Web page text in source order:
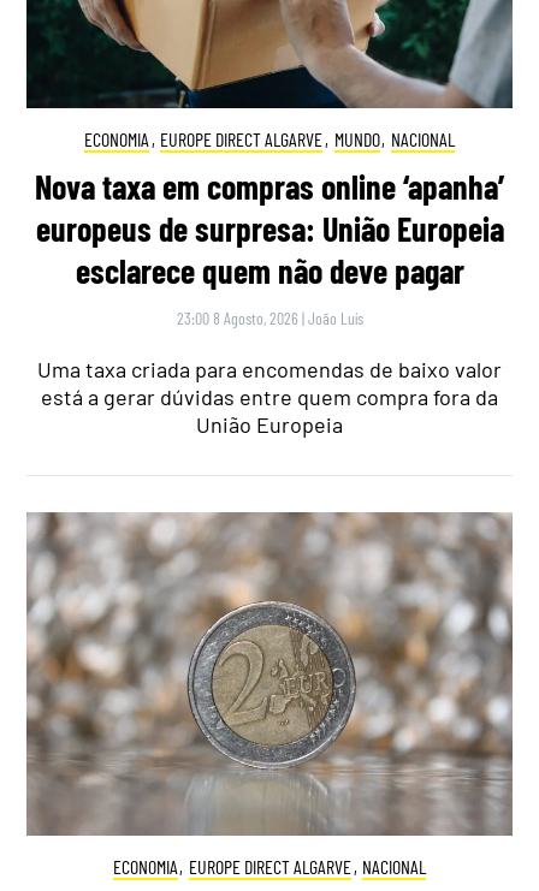
ECONOMIA , EUROPE DIRECT ALGARVE, MUNDO, NACIONAL
Nova taxa em compras online ‘apanha’
europeus de surpresa: União Europeia
esclarece quem não deve pagar
23:00 8 Agosto, 2026 |João Luís
Uma taxa criada para encomendas de baixo valor
está a gerar dúvidas entre quem compra fora da
União Europeia
ECONOMIA, EUROPE DIRECT ALGARVE, NACIONAL